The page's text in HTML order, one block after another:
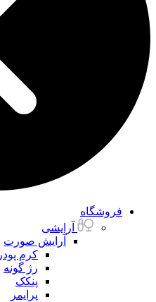
فروشگاه
آرایشی
آرایش صورت
کرم پودر
رژ گونه
پنکک
پرایمر